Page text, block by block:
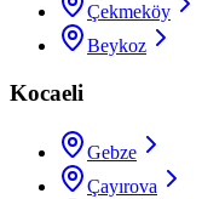
Çekmeköy
Beykoz
Kocaeli
Gebze
Çayırova